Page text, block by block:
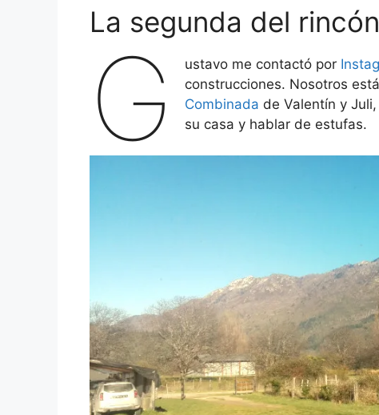
La segunda del rincón
G ustavo me contactó por
construcciones. Nosotros
Combinada de Valentín y
su casa y hablar de estufas.